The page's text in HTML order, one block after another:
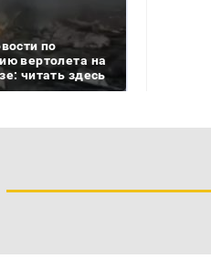
по
вертолета на
читать здесь